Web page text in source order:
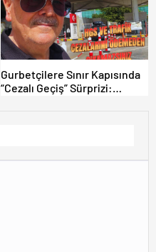
Gurbetçilere Sınır Kapısında
“Cezalı Geçiş” Sürprizi: